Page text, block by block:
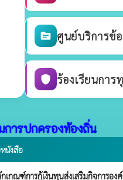
source ศูนย์บริการข้
shield ร้องเรียนกา
การปกครองท้องถิ่น
นังสือ
เกณฑ์การกู้เงินทุนส่งเสริมกิจการอง